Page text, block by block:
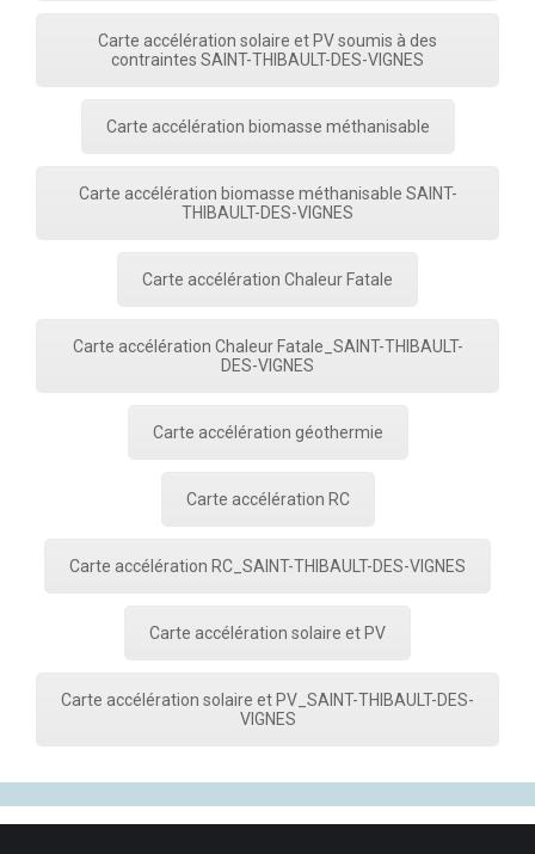
Carte accélération solaire et PV soumis à des
contraintes SAINT-THIBAULT-DES-VIGNES
Carte accélération biomasse méthanisable
Carte accélération biomasse méthanisable SAINT-
THIBAULT-DES-VIGNES
Carte accélération Chaleur Fatale
Carte accélération Chaleur Fatale_SAINT-THIBAULT-
DES-VIGNES
Carte accélération géothermie
Carte accélération RC
Carte accélération RC_SAINT-THIBAULT-DES-VIGNES
Carte accélération solaire et PV
Carte accélération solaire et PV_SAINT-THIBAULT-DES-
VIGNES